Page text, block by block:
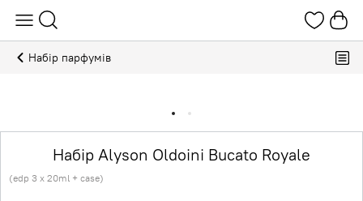
Набір парфумів
Набір Alyson Oldoini Bucato Royale
(edp 3 x 20ml + case)